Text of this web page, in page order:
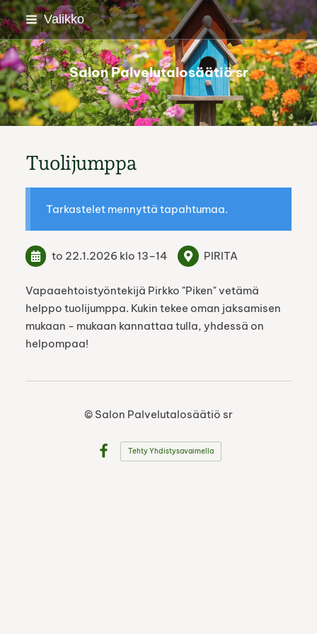
Siirry
sivun
sisältöön
Valikko
Salon Palvelutalosäätiö sr
Tuolijumppa
Tarkastelet mennyttä tapahtumaa.
to 22.1.2026 klo 13–14 PIRITA
Vapaaehtoistyöntekijä Pirkko "Piken" vetämä
helppo tuolijumppa. Kukin tekee oman jaksamisen
mukaan - mukaan kannattaa tulla, yhdessä on
helpompaa!
© Salon Palvelutalosäätiö sr
Tehty Yhdistysavaimella